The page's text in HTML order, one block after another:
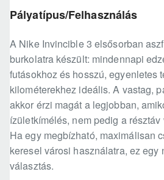
Pályatípus/Felhasználás
A Nike Invincible 3 elsősorban
burkolatra készült: mindennapi
futásokhoz és hosszú, egyenletes
kilométerekhez ideális. A vastag,
akkor érzi magát a legjobban,
ízületkímélés, nem pedig a
Ha egy megbízható, maximálisan
keresel városi használatra, ez egy
választás.